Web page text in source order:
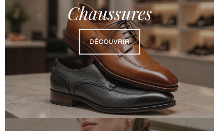
Chaussures
DÉCOUVRIR